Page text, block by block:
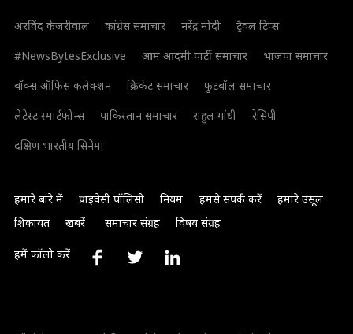
अरविंद केजरीवाल कांग्रेस समाचार नरेंद्र मोदी
ट्रैवल टिप्स
#NewsBytesExclusive
आम आदमी पार्टी समाचार
भाजपा समाचार
बॉक्स ऑफिस कलेक्शन
क्रिकेट समाचार
फुटबॉल समाचार
लेटेस्ट स्मार्टफोन्स
पाकिस्तान समाचार राहुल गांधी
रेसिपी
दक्षिण भारतीय सिनेमा
हमारे बारे में प्राइवेसी पॉलिसी नियम हमसे संपर्क करें
हमारे उसूल
शिकायत
खबरें समाचार संग्रह विषय संग्रह
हमें फॉलो करें